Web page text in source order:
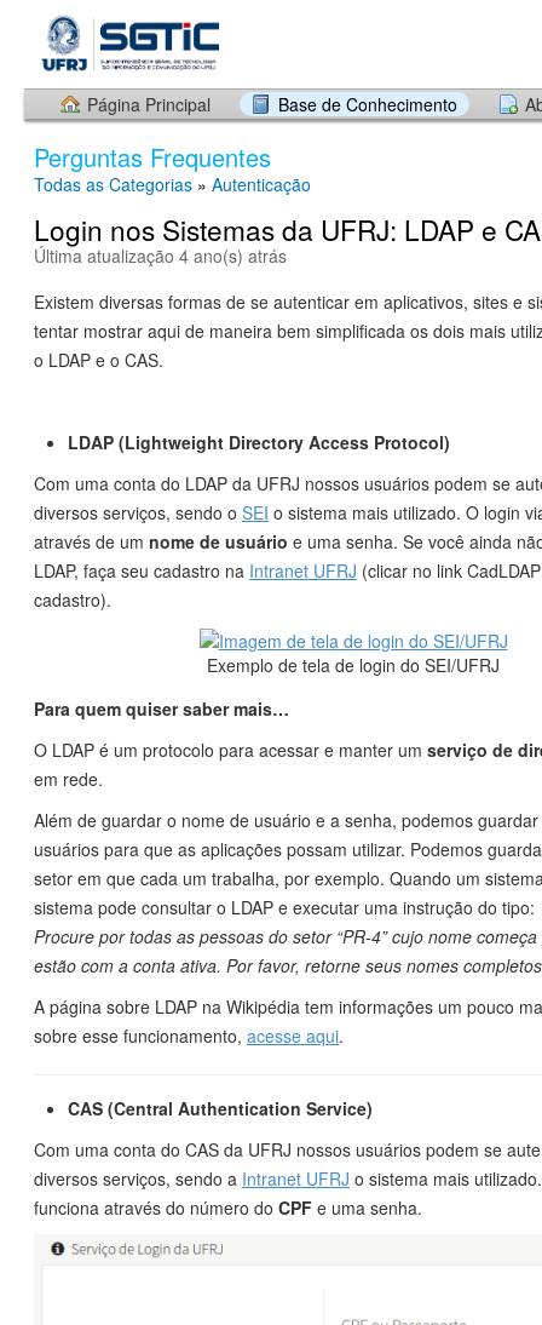
Página Principal Base de Conhecimento
Perguntas Frequentes
Todas as Categorias » Autenticação
Login nos Sistemas da UFRJ: LDAP e
Última atualização 4 ano(s) atrás
Existem diversas formas de se autenticar em aplicativos, sites e
tentar mostrar aqui de maneira bem simplificada os dois mais
o LDAP e o CAS.
LDAP (Lightweight Directory Access Protocol)
Com uma conta do LDAP da UFRJ nossos usuários podem se
diversos serviços, sendo o SEI o sistema mais utilizado. O login
através de um nome de usuário e uma senha. Se você ainda
LDAP, faça seu cadastro na Intranet UFRJ (clicar no link
cadastro).
Exemplo de tela de login do SEI/UFRJ
Para quem quiser saber mais…
O LDAP é um protocolo para acessar e manter um serviço de
em rede.
Além de guardar o nome de usuário e a senha, podemos
usuários para que as aplicações possam utilizar. Podemos
setor em que cada um trabalha, por exemplo. Quando um
sistema pode consultar o LDAP e executar uma instrução do tipo:
Procure portodas as pessoas do setor “PR-4”cujo nome
estão com a conta ativa. Por favor, retorne seus nomes
A página sobre LDAP na Wikipédia tem informações um pouco
sobre esse funcionamento, acesse aqui.
CAS (Central Authentication Service)
Com uma conta do CAS da UFRJ nossos usuários podem se
diversos serviços, sendo a Intranet UFRJ o sistema mais
funciona através do número do CPF e uma senha.